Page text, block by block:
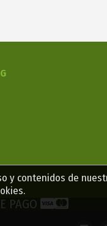
PAGO
y contenidos de